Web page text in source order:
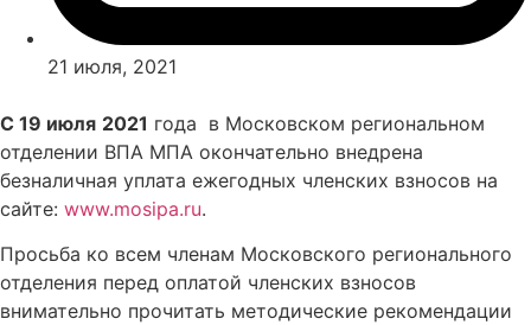
21 июля, 2021
С 19 июля 2021 года в Московском региональном
отделении ВПА МПА окончательно внедрена
безналичная уплата ежегодных членских взносов на
сайте: www.mosipa.ru.
Просьба ко всем членам Московского регионального
отделения перед оплатой членских взносов
внимательно прочитать методические рекомендации